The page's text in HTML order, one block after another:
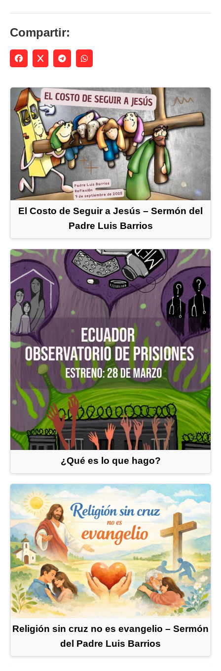
Compartir:
El Costo de Seguir a Jesús – Sermón del
Padre Luis Barrios
¿Qué es lo que hago?
Religión sin cruz no es evangelio – Sermón
del Padre Luis Barrios